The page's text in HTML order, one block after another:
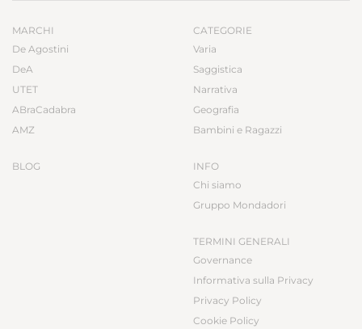
MARCHI
De Agostini
DeA
UTET
ABraCadabra
AMZ
BLOG
CATEGORIE
Varia
Saggistica
Narrativa
Geografia
Bambini e Ragazzi
INFO
Chi siamo
Gruppo Mondadori
TERMINI GENERALI
Governance
Informativa sulla Privacy
Privacy Policy
Cookie Policy